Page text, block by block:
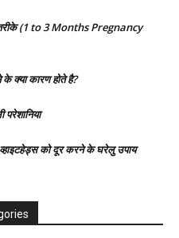
तरीके (1 to 3 Months Pregnancy
क्या कारण होते है?
परेशानिया
को दूर करने के घरेलु उपाय